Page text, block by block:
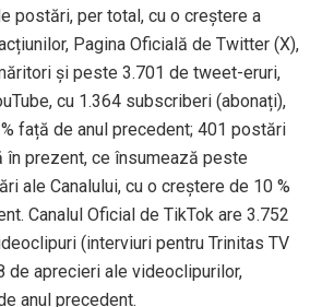
postări, per total, cu o creștere a
Pagina Oficială de Twitter (X),
și peste 3.701 de tweet-eruri,
cu 1.364 subscriberi (abonați),
față de anul precedent; 401 postări
în prezent, ce însumează peste
ale Canalului, cu o creștere de 10 %
Canalul Oficial de TikTok are 3.752
(interviuri pentru Trinitas TV
de aprecieri ale videoclipurilor,
anul precedent.